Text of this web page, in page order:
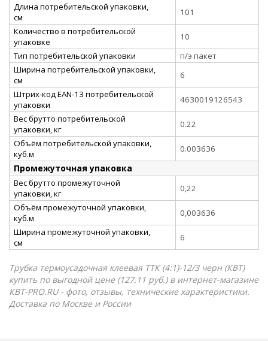
Длина потребительской упаковки,
см
101
Количество в потребительской
упаковке
10
Тип потребительской упаковки
п/э пакет
Ширина потребительской упаковки,
см
6
Штрих-код EAN-13 потребительской
упаковки
4630019126543
Вес брутто потребительской
упаковки, кг
0.22
Объём потребительской упаковки,
куб.м
0.003636
Промежуточная упаковка
Вес брутто промежуточной
упаковки, кг
0,22
Объём промежуточной упаковки,
куб.м
0,003636
Ширина промежуточной упаковки,
см
6
Трубка термоусадочная клеевая ТТК (4:1)-12/3 черн (КВТ)
купить по выгодной цене (127.11 руб.) в интернет-магазине
КВТ-PRO.RU - фото, отзывы, технические характеристики.
Доставка по Москве и России